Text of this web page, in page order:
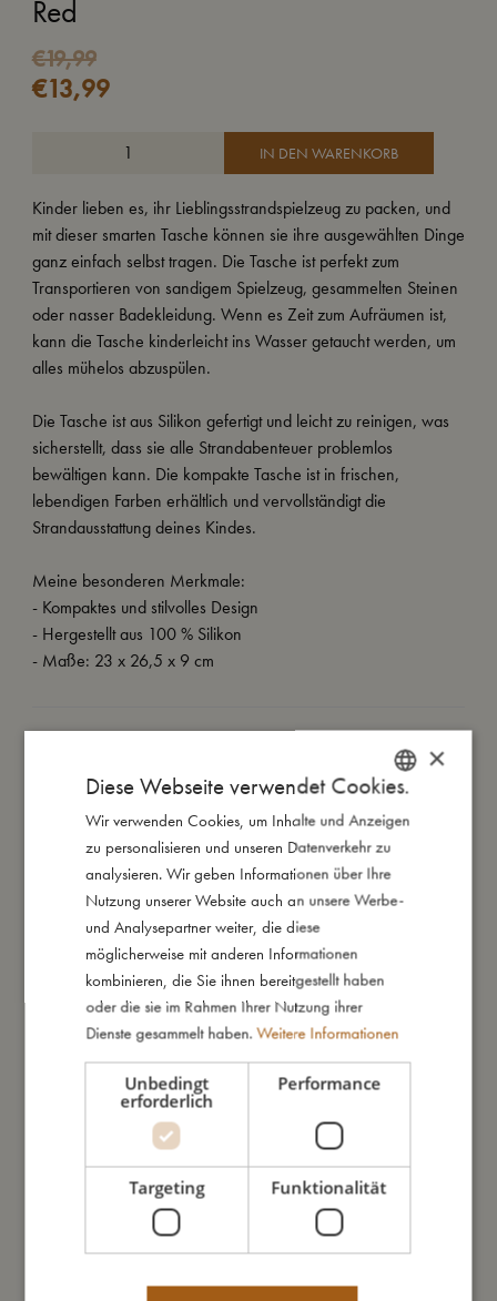
Red
€19,99
€13,99
IN DEN WARENKORB
Kinder lieben es, ihr Lieblingsstrandspielzeug zu packen, und
mit dieser smarten Tasche können sie ihre ausgewählten Dinge
ganz einfach selbst tragen. Die Tasche ist perfekt zum
Transportieren von sandigem Spielzeug, gesammelten Steinen
oder nasser Badekleidung. Wenn es Zeit zum Aufräumen ist,
kann die Tasche kinderleicht ins Wasser getaucht werden, um
alles mühelos abzuspülen.
Die Tasche ist aus Silikon gefertigt und leicht zu reinigen, was
sicherstellt, dass sie alle Strandabenteuer problemlos
bewältigen kann. Die kompakte Tasche ist in frischen,
lebendigen Farben erhältlich und vervollständigt die
Strandausstattung deines Kindes.
Meine besonderen Merkmale:
- Kompaktes und stilvolles Design
- Hergestellt aus 100 % Silikon
- Maße: 23 x 26,5 x 9 cm
Daraus bin ich gemacht
So kannst Du mich pflegen
Meine Daten
Das könnte dir auch gefallen
DANISH
ENGLISH
GERMAN
×
Diese Webseite verwendet Cookies.
Wir verwenden Cookies, um Inhalte und Anzeigen
zu personalisieren und unseren Datenverkehr zu
analysieren. Wir geben Informationen über Ihre
Nutzung unserer Website auch an unsere Werbe-
und Analysepartner weiter, die diese
möglicherweise mit anderen Informationen
kombinieren, die Sie ihnen bereitgestellt haben
oder die sie im Rahmen Ihrer Nutzung ihrer
Dienste gesammelt haben. Weitere Informationen
Unbedingt
erforderlich
Performance
Targeting Funktionalität